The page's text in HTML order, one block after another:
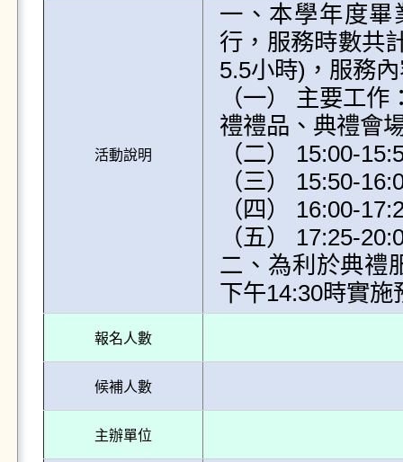
活動說明
一、本學年度畢
行，服務時數共
5.5小時)，服務
（一） 主要工
禮禮品、典禮會
（二） 15:00-
（三） 15:50-
（四） 16:00-
（五） 17:25-
二、為利於典禮
報名人數
候補人數
主辦單位